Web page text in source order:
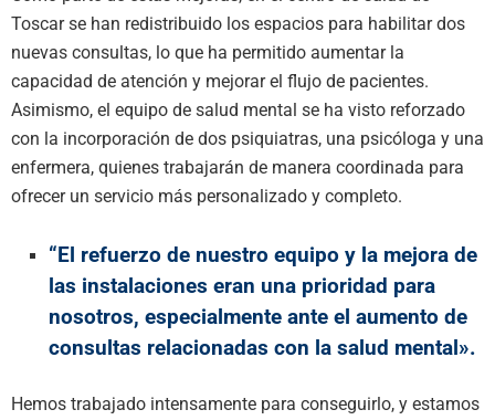
Toscar se han redistribuido los espacios para habilitar dos
nuevas consultas, lo que ha permitido aumentar la
capacidad de atención y mejorar el flujo de pacientes.
Asimismo, el equipo de salud mental se ha visto reforzado
con la incorporación de dos psiquiatras, una psicóloga y una
enfermera, quienes trabajarán de manera coordinada para
ofrecer un servicio más personalizado y completo.
“El refuerzo de nuestro equipo y la mejora de
las instalaciones eran una prioridad para
nosotros, especialmente ante el aumento de
consultas relacionadas con la salud mental».
Hemos trabajado intensamente para conseguirlo, y estamos